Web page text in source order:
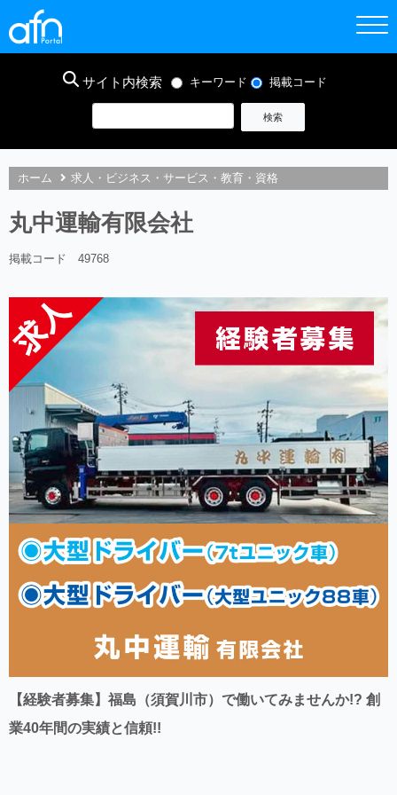
サイト内検索 キーワード 掲載コード
ホーム 求人・ビジネス・サービス・教育・資格
丸中運輸有限会社
掲載コード 49768
【経験者募集】福島（須賀川市）で働いてみませんか!? 創
業40年間の実績と信頼!!